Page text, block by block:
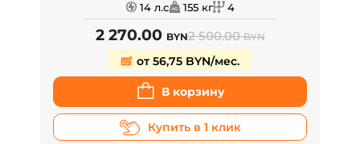
14 л.с 155 кг 4
2 270.00 BYN2 500.00BYN
от 56,75 BYN/мес.
В корзину
Купить в 1 клик